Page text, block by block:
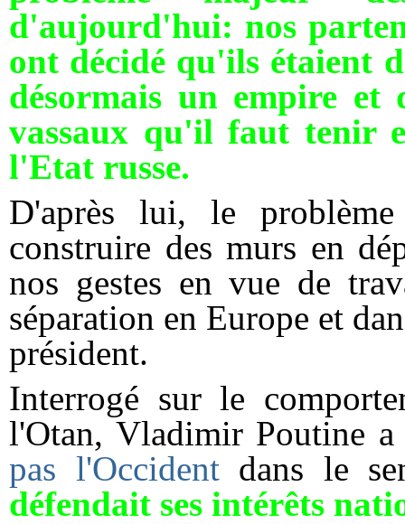
d'aujourd'hui: nos
ont décidé qu'ils étaient
désormais un empire et
vassaux qu'il faut tenir
l'Etat russe.
D'après lui, le
construire des murs en
nos gestes en vue de
séparation en Europe et
président.
Interrogé sur le
l'Otan, Vladimir Poutine
pas l'Occidentdans le
défendait ses intérêts